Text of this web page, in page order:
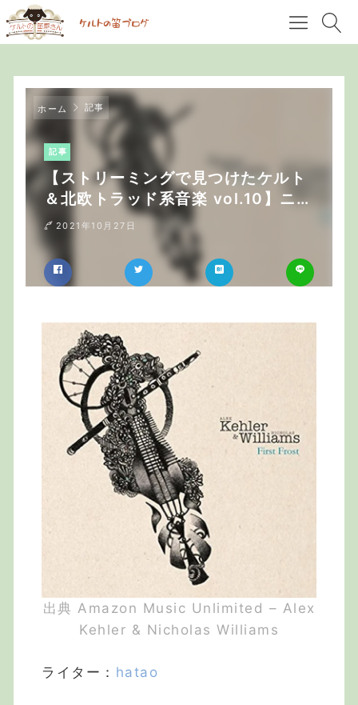
ホーム 記事
記事
【ストリーミングで見つけたケルト
＆北欧トラッド系音楽 vol.10】ニッ
ケルハルパとアイリッシュ・フルー
トのデュオ “Alex Kehler &
Nicholas Williams”
2021年10月27日
出典 Amazon Music Unlimited – Alex
Kehler & Nicholas Williams
ライター： hatao